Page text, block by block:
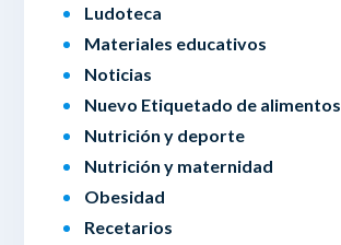
Ludoteca
Materiales educativos
Noticias
Nuevo Etiquetado de alimentos
Nutrición y deporte
Nutrición y maternidad
Obesidad
Recetarios